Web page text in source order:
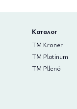
Каталог
TM Kroner
ТМ Platinum
TM Pllenó